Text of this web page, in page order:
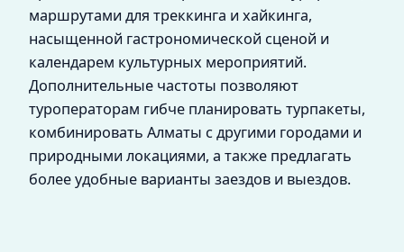
маршрутами для треккинга и хайкинга,
насыщенной гастрономической сценой и
календарем культурных мероприятий.
Дополнительные частоты позволяют
туроператорам гибче планировать турпакеты,
комбинировать Алматы с другими городами и
природными локациями, а также предлагать
более удобные варианты заездов и выездов.